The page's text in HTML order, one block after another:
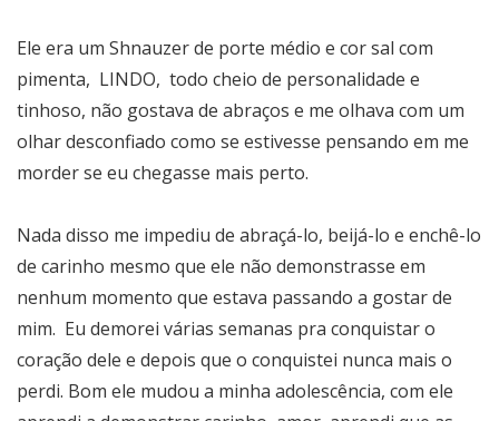
Ele era um Shnauzer de porte médio e cor sal com
pimenta, LINDO, todo cheio de personalidade e
tinhoso, não gostava de abraços e me olhava com um
olhar desconfiado como se estivesse pensando em me
morder se eu chegasse mais perto.
Nada disso me impediu de abraçá-lo, beijá-lo e enchê-lo
de carinho mesmo que ele não demonstrasse em
nenhum momento que estava passando a gostar de
mim. Eu demorei várias semanas pra conquistar o
coração dele e depois que o conquistei nunca mais o
perdi. Bom ele mudou a minha adolescência, com ele